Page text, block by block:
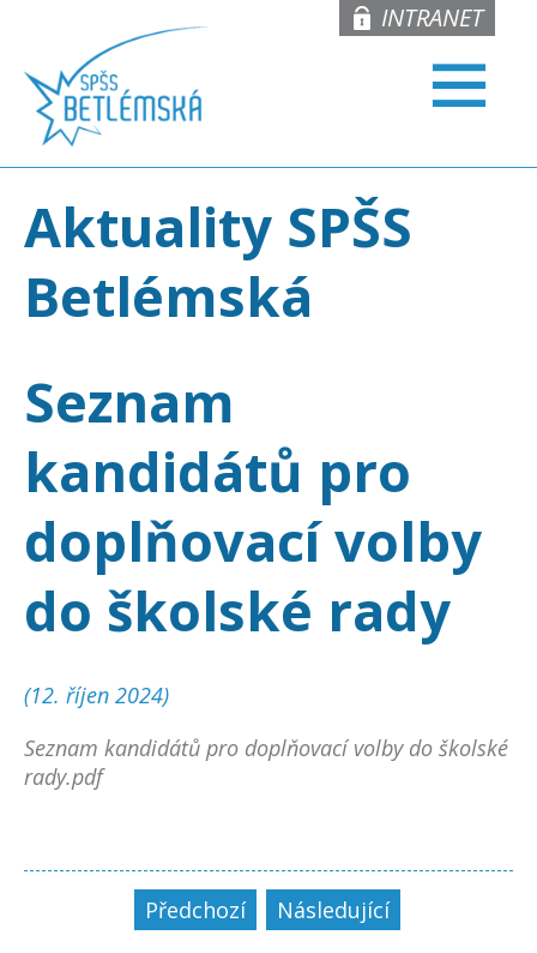
INTRANET
Aktuality SPŠS
Betlémská
Seznam
kandidátů pro
doplňovací volby
do školské rady
(12. říjen 2024)
Seznam kandidátů pro doplňovací volby do školské
rady.pdf
Předchozí Následující